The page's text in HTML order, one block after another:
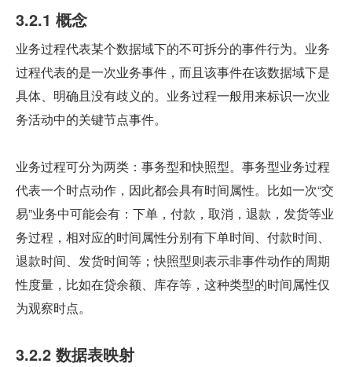
3.2.1 概念
业务过程代表某个数据域下的不可拆分的事件行为。业务
过程代表的是一次业务事件，而且该事件在该数据域下是
具体、明确且没有歧义的。业务过程一般用来标识一次业
务活动中的关键节点事件。
业务过程可分为两类：事务型和快照型。事务型业务过程
代表一个时点动作，因此都会具有时间属性。比如一次“交
易”业务中可能会有：下单，付款，取消，退款，发货等业
务过程，相对应的时间属性分别有下单时间、付款时间、
退款时间、发货时间等；快照型则表示非事件动作的周期
性度量，比如在贷余额、库存等，这种类型的时间属性仅
为观察时点。
3.2.2 数据表映射